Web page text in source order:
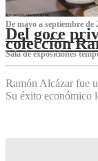
De mayo a septiembre de
Del goce
colección
Sala de exposiciones
Ramón Alcázar fue
Su éxito económico